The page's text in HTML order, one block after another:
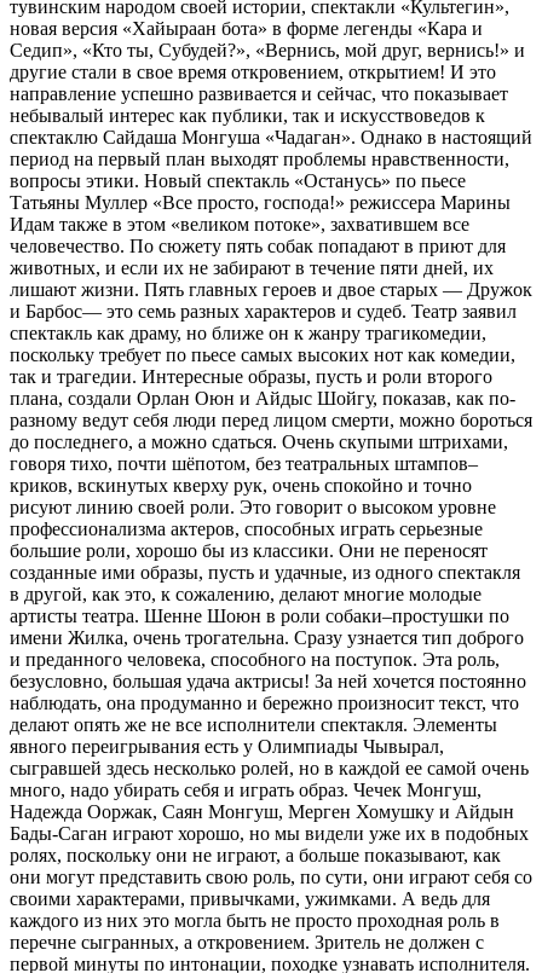
тувинским народом своей истории, спектакли «Культегин»,
новая версия «Хайыраан бота» в форме легенды «Кара и
Седип», «Кто ты, Субудей?», «Вернись, мой друг, вернись!» и
другие стали в свое время откровением, открытием! И это
направление успешно развивается и сейчас, что показывает
небывалый интерес как публики, так и искусствоведов к
спектаклю Сайдаша Монгуша «Чадаган». Однако в настоящий
период на первый план выходят проблемы нравственности,
вопросы этики. Новый спектакль «Останусь» по пьесе
Татьяны Муллер «Все просто, господа!» режиссера Марины
Идам также в этом «великом потоке», захватившем все
человечество. По сюжету пять собак попадают в приют для
животных, и если их не забирают в течение пяти дней, их
лишают жизни. Пять главных героев и двое старых — Дружок
и Барбос— это семь разных характеров и судеб. Театр заявил
спектакль как драму, но ближе он к жанру трагикомедии,
поскольку требует по пьесе самых высоких нот как комедии,
так и трагедии. Интересные образы, пусть и роли второго
плана, создали Орлан Оюн и Айдыс Шойгу, показав, как по-
разному ведут себя люди перед лицом смерти, можно бороться
до последнего, а можно сдаться. Очень скупыми штрихами,
говоря тихо, почти шёпотом, без театральных штампов–
криков, вскинутых кверху рук, очень спокойно и точно
рисуют линию своей роли. Это говорит о высоком уровне
профессионализма актеров, способных играть серьезные
большие роли, хорошо бы из классики. Они не переносят
созданные ими образы, пусть и удачные, из одного спектакля
в другой, как это, к сожалению, делают многие молодые
артисты театра. Шенне Шоюн в роли собаки–простушки по
имени Жилка, очень трогательна. Сразу узнается тип доброго
и преданного человека, способного на поступок. Эта роль,
безусловно, большая удача актрисы! За ней хочется постоянно
наблюдать, она продуманно и бережно произносит текст, что
делают опять же не все исполнители спектакля. Элементы
явного переигрывания есть у Олимпиады Чывырал,
сыгравшей здесь несколько ролей, но в каждой ее самой очень
много, надо убирать себя и играть образ. Чечек Монгуш,
Надежда Ооржак, Саян Монгуш, Мерген Хомушку и Айдын
Бады-Саган играют хорошо, но мы видели уже их в подобных
ролях, поскольку они не играют, а больше показывают, как
они могут представить свою роль, по сути, они играют себя со
своими характерами, привычками, ужимками. А ведь для
каждого из них это могла быть не просто проходная роль в
перечне сыгранных, а откровением. Зритель не должен с
первой минуты по интонации, походке узнавать исполнителя.